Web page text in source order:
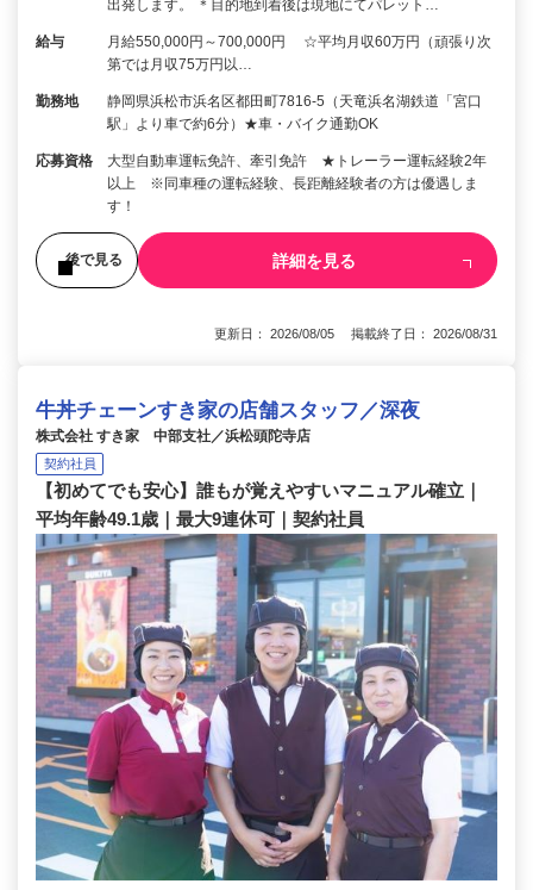
出発します。 ＊目的地到着後は現地にてパレット…
給与
月給550,000円～700,000円 ☆平均月収60万円（頑張り次
第では月収75万円以…
勤務地
静岡県浜松市浜名区都田町7816-5（天竜浜名湖鉄道「宮口
駅」より車で約6分）★車・バイク通勤OK
応募資格
大型自動車運転免許、牽引免許 ★トレーラー運転経験2年
以上 ※同車種の運転経験、長距離経験者の方は優遇しま
す！
後で見る 詳細を見る
更新日： 2026/08/05 掲載終了日： 2026/08/31
牛丼チェーンすき家の店舗スタッフ／深夜
株式会社 すき家 中部支社／浜松頭陀寺店
契約社員
【初めてでも安心】誰もが覚えやすいマニュアル確立｜
平均年齢49.1歳｜最大9連休可｜契約社員